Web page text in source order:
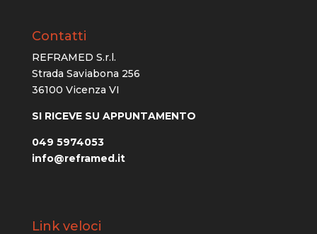
Contatti
REFRAMED S.r.l.
Strada Saviabona 256
36100 Vicenza VI
SI RICEVE SU APPUNTAMENTO
049 5974053
info@reframed.it
Link veloci